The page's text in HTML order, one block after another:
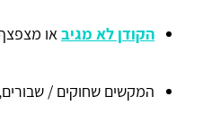
הקודן לא מגיבאו
המקשים שחוקים / שבורים,